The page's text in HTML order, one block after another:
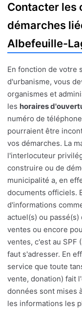
Contacter les
démarches
Albefeuille-
En fonction de votre
d'urbanisme, vous
organismes et
les horaires
numéro de
pourraient être
vos démarches. La
l'interlocuteur
construire ou de
municipalité a, en
documents officiels.
d'informations
actuel(s) ou
ventes ou encore
ventes, c'est au SPF
faut s'adresser. En
service que toute
vente, donation) fait
données sont mises
les informations les